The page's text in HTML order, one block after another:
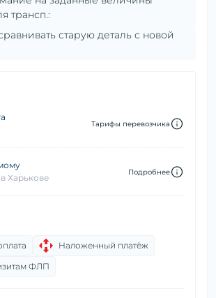
трансп.:
старую деталь с новой
Тарифы перевозчика
Харькове
Подробнее
Наложенный платёж
ФЛП